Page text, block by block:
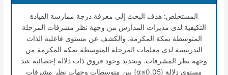
المستخلص: هدف البحث إلى معرفة درجة ممارسة القيادة
التكيفية لدى مديرات المدارس من وجهة نظر مشرفات المرحلة
المتوسطة بمكة المكرمة. والكشف عن مستوى فاعلية الذات
التدريسية لدى معلمات المرحلة المتوسطة بمكة المكرمة من
وجهة نظر المشرفات. وتحديد وجود فروق ذات دلالة إحصائية عند
مستوى دلالة (
α≤0.05) بين متوسطات وجهات نظر مشرفات